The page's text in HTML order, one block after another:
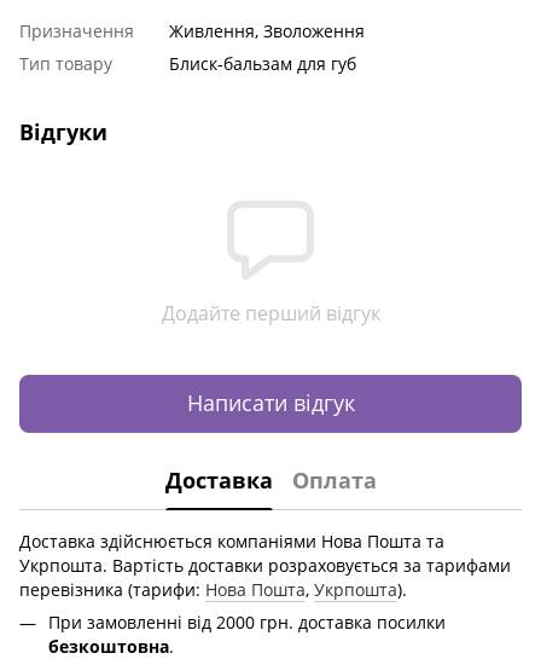
Призначення
Живлення, Зволоження
Тип товару
Блиск-бальзам для губ
Відгуки
Додайте перший відгук
Написати відгук
Доставка Оплата
Доставка здійснюється компаніями Нова Пошта та
Укрпошта. Вартість доставки розраховується за тарифами
перевізника (тарифи: Нова Пошта, Укрпошта).
При замовленні від 2000 грн. доставка посилки
безкоштовна.